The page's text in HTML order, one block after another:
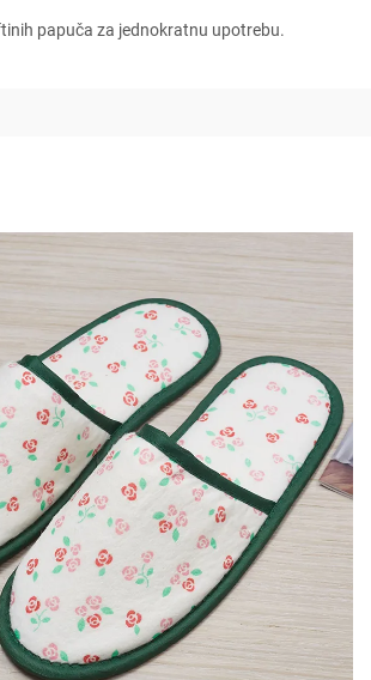
papuča za jednokratnu upotrebu.